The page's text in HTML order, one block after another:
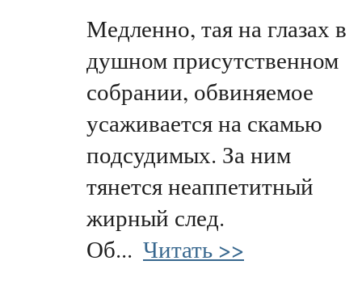
Медленно, тая на глазах в
душном присутственном
собрании, обвиняемое
усаживается на скамью
подсудимых. За ним
тянется неаппетитный
жирный след.
Об... Читать >>